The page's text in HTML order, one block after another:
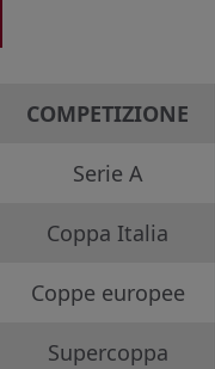
COMPETIZIONE
Serie A
Coppa Italia
Coppe europee
Supercoppa